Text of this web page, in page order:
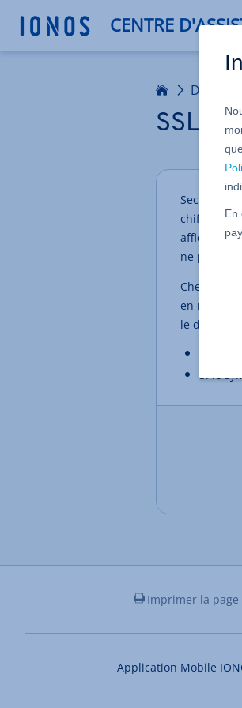
CENTRE
Domaines
SSL
Secure
chiffrée
affichée
ne
Chez
en
le domaine
Si le
Imprimer la page
Application Mobile
En